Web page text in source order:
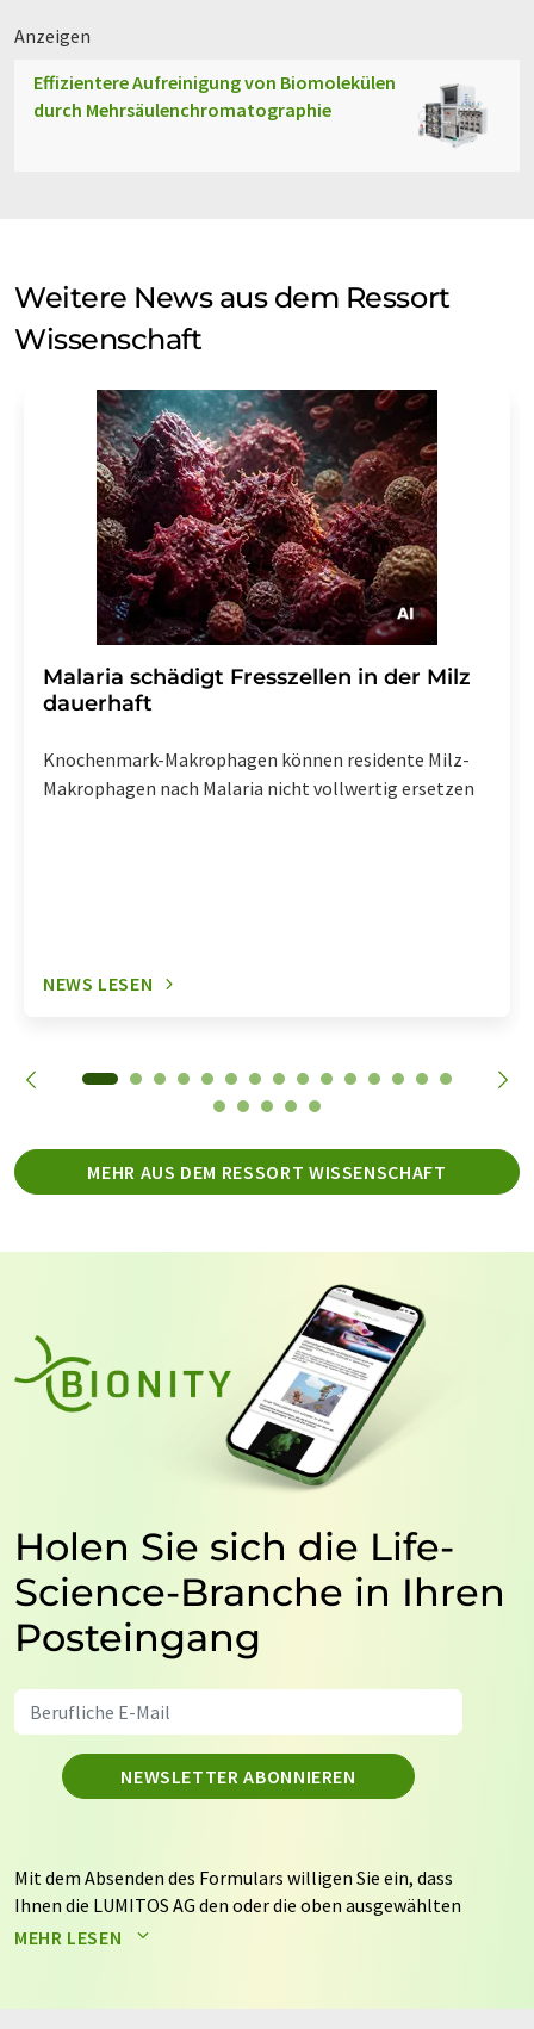
Anzeigen
Effizientere Aufreinigung von Biomolekülen
durch Mehrsäulenchromatographie
Weitere News aus dem Ressort
Wissenschaft
Malaria schädigt Fresszellen in der Milz
dauerhaft
Knochenmark-Makrophagen können residente Milz-
Makrophagen nach Malaria nicht vollwertig ersetzen
NEWS LESEN
MEHR AUS DEM RESSORT WISSENSCHAFT
Holen Sie sich die Life-
Science-Branche in Ihren
Posteingang
NEWSLETTER ABONNIEREN
Mit dem Absenden des Formulars willigen Sie ein, dass
Ihnen die LUMITOS AG den oder die oben ausgewählten
Newsletter per E-Mail zusendet. Ihre Daten werden
auf Basis unsererDatenschutzerklärung. LUMITOS darf
MEHR LESEN